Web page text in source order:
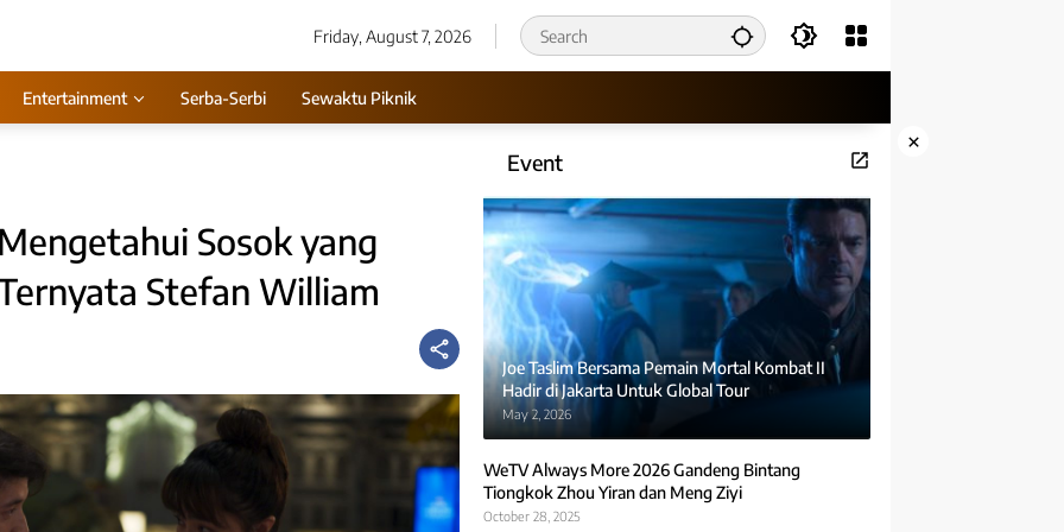
Friday, August 7, 2026
Entertainment Serba-Serbi Sewaktu Piknik
×
Sosok yang
Stefan William
Event
Joe Taslim Bersama Pemain Mortal Kombat II
Hadir di Jakarta Untuk Global Tour
May 2, 2026
WeTV Always More 2026 Gandeng Bintang
Tiongkok Zhou Yiran dan Meng Ziyi
October 28, 2025